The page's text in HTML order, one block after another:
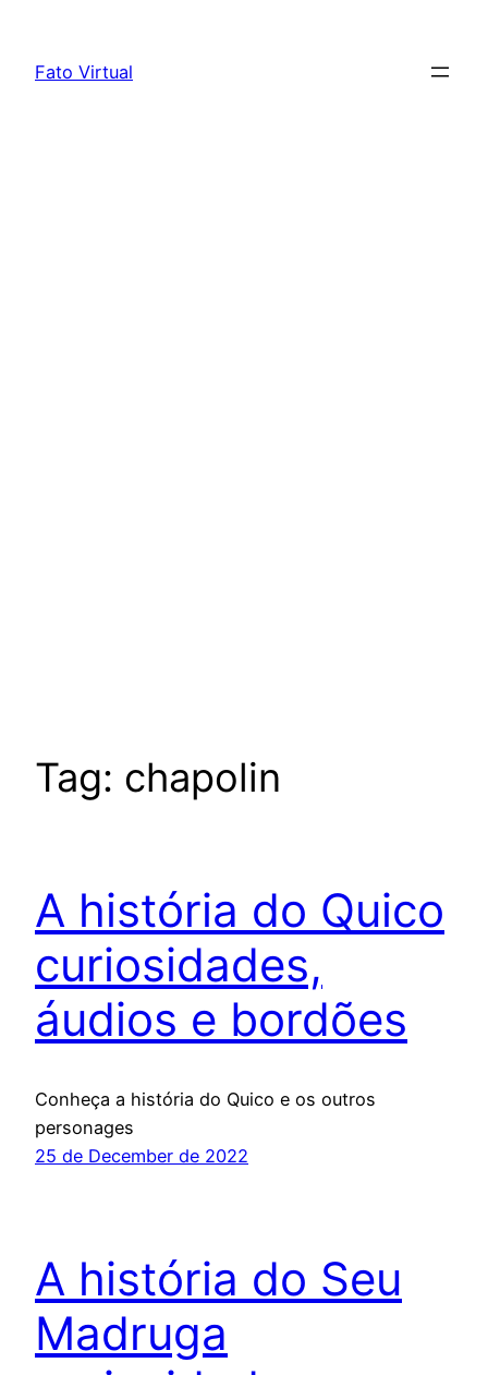
content
Fato Virtual
Tag: chapolin
A história do Quico
curiosidades,
áudios e bordões
Conheça a história do Quico e os outros
personages
25 de December de 2022
A história do Seu
Madruga